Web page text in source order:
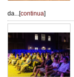
da...[continua]